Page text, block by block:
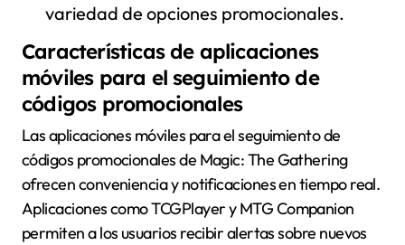
variedad de opciones promocionales.
Características de aplicaciones
móviles para el seguimiento de
códigos promocionales
Las aplicaciones móviles para el seguimiento de
códigos promocionales de Magic: The Gathering
ofrecen conveniencia y notificaciones en tiempo real.
Aplicaciones como TCGPlayer y MTG Companion
permiten a los usuarios recibir alertas sobre nuevos